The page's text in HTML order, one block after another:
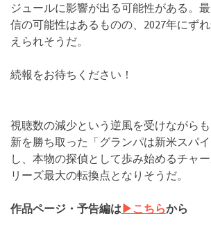
ジュールに影響が出る可能性がある。
信の可能性はあるものの、2027年にず
えられそうだ。
続報をお待ちください！
視聴数の減少という逆風を受けながら
新を勝ち取った「グランパは新米スパ
し、本物の探偵として歩み始めるチャ
リーズ最大の転換点となりそうだ。
作品ページ・予告編は▶︎こちらから